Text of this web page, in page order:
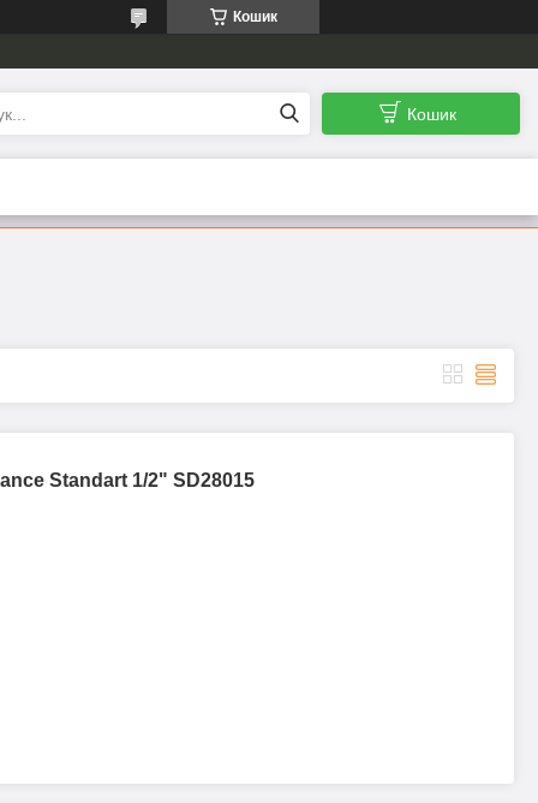
Кошик
Кошик
Standart 1/2" SD28015